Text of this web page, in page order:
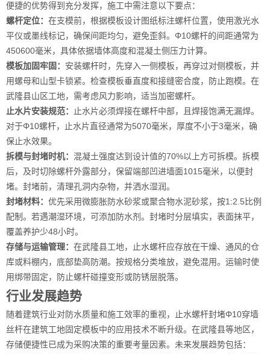
便捷的优势得到充分发挥，施工中需注意以下要点：
螺杆定位： 在支模前，根据模板设计图纸标注螺杆位置，使用激光水
平仪或墨线标记，确保间距均匀，避免歪斜。Φ10螺杆的间距通常为
450600毫米，具体依据墙体高度和混凝土侧压力计算。
模板加固牢固： 安装螺杆时，先穿入一侧模板，再穿过对侧模板，并
用螺母和山型卡锁紧。检查模板垂直度和接缝密合度，防止跑模。在
武隆县山区工地，需考虑风力影响，适当加密螺杆。
止水片安装规范：
止水片必须焊接在螺杆中部，且焊接饱满无漏焊。
对于Φ10螺杆，止水片直径通常为5070毫米，厚度不小于3毫米，确
保止水效果。
拆模与封堵时机： 混凝土强度达到设计值的70%以上方可拆模。拆模
后，及时切除螺杆外露部分，保留端部凹进墙面1015毫米，以便封
堵。封堵前，清理孔洞内杂物，并洒水湿润。
封堵材料： 优先采用微膨胀防水砂浆或聚合物水泥砂浆，按1:2.5比例
配制。若遇潮湿环境，可添加防水剂。封堵时分层填实，表面抹平，
覆盖养护少48小时。
存储与运输管理： 在武隆县工地，止水螺杆应存放在干燥、通风的仓
库或料棚内，底部垫高防潮。按规格分类堆放，避免混用。运输时使
用绑带固定，防止螺杆碰撞变形或防锈层脱落。
行业发展趋势
随着建筑行业对防水质量和施工效率的重视，止水螺杆封堵Φ10穿墙
丝杆在建筑工地固定模板中的应用技术不断升级。在武隆县等地区，
存储便捷性已成为采购决策的重要考量因素。未来发展趋势包括：